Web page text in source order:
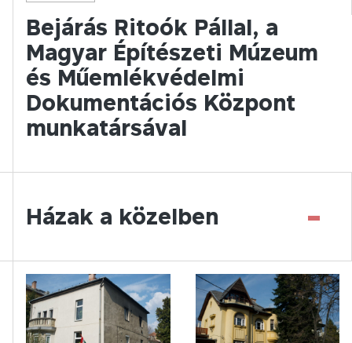
Bejárás Ritoók Pállal, a
Magyar Építészeti Múzeum
és Műemlékvédelmi
Dokumentációs Központ
munkatársával
Házak a közelben -